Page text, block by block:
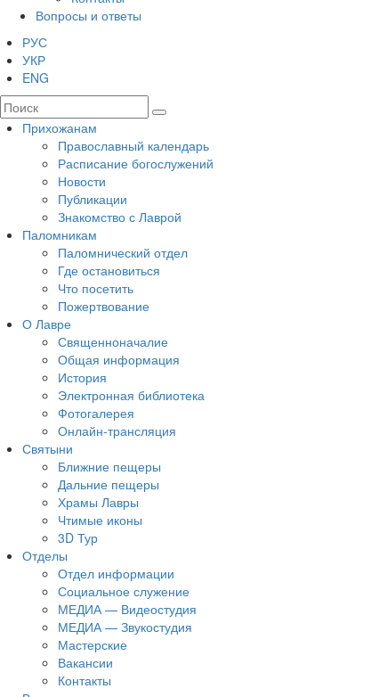
Вопросы и ответы
РУС
УКР
ENG
Прихожанам
Православный календарь
Расписание богослужений
Новости
Публикации
Знакомство с Лаврой
Паломникам
Паломнический отдел
Где остановиться
Что посетить
Пожертвование
О Лавре
Священноначалие
Общая информация
История
Электронная библиотека
Фотогалерея
Онлайн-трансляция
Святыни
Ближние пещеры
Дальние пещеры
Храмы Лавры
Чтимые иконы
3D Тур
Отделы
Отдел информации
Социальное служение
МЕДИА — Видеостудия
МЕДИА — Звукостудия
Мастерские
Вакансии
Контакты